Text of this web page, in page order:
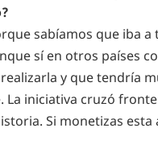
sabíamos que iba
sí en otros países
y que tendría
iniciativa cruzó
Si monetizas